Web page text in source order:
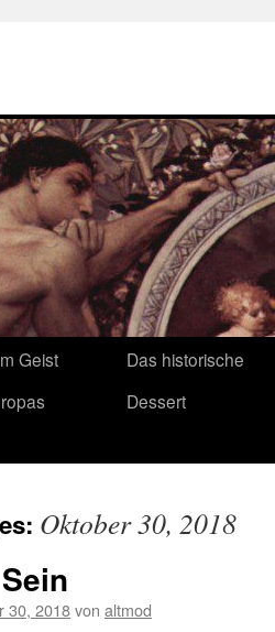
Geist
Das historische
Dessert
Oktober 30, 2018
30, 2018von altmod